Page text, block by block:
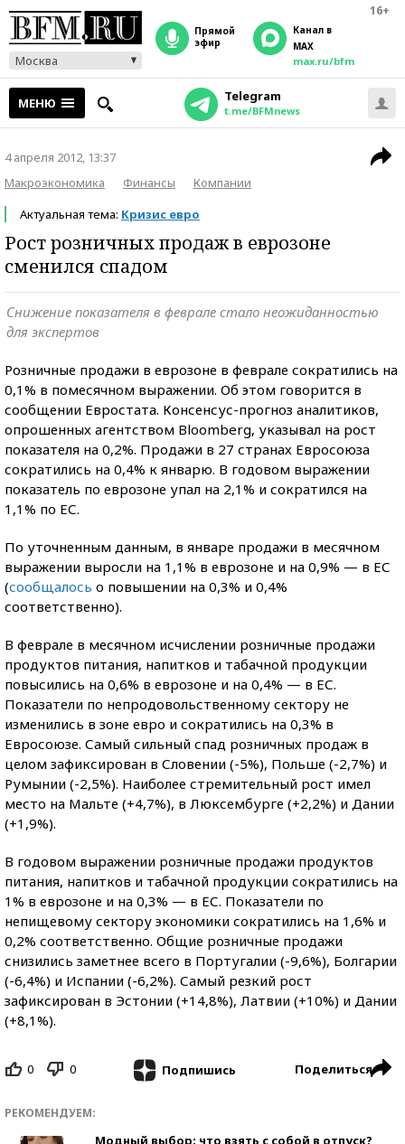
16+
Москва
прямой
эфир
Канал в
MAX
max.ru/bfm
МЕНЮ Telegram
t.me/BFMnews
4 апреля 2012, 13:37
Макроэкономика
Финансы
Компании
Актуальная тема: Кризис евро
Рост розничных продаж в еврозоне
сменился спадом
Снижение показателя в феврале стало неожиданностью
для экспертов
Розничные продажи в еврозоне в феврале сократились на
0,1% в помесячном выражении. Об этом говорится в
сообщении Евростата. Консенсус-прогноз аналитиков,
опрошенных агентством Bloomberg, указывал на рост
показателя на 0,2%. Продажи в 27 странах Евросоюза
сократились на 0,4% к январю. В годовом выражении
показатель по еврозоне упал на 2,1% и сократился на
1,1% по ЕС.
По уточненным данным, в январе продажи в месячном
выражении выросли на 1,1% в еврозоне и на 0,9% — в ЕС
(сообщалось о повышении на 0,3% и 0,4%
соответственно).
В феврале в месячном исчислении розничные продажи
продуктов питания, напитков и табачной продукции
повысились на 0,6% в еврозоне и на 0,4% — в ЕС.
Показатели по непродовольственному сектору не
изменились в зоне евро и сократились на 0,3% в
Евросоюзе. Самый сильный спад розничных продаж в
целом зафиксирован в Словении (-5%), Польше (-2,7%) и
Румынии (-2,5%). Наиболее стремительный рост имел
место на Мальте (+4,7%), в Люксембурге (+2,2%) и Дании
(+1,9%).
В годовом выражении розничные продажи продуктов
питания, напитков и табачной продукции сократились на
1% в еврозоне и на 0,3% — в ЕС. Показатели по
непищевому сектору экономики сократились на 1,6% и
0,2% соответственно. Общие розничные продажи
снизились заметнее всего в Португалии (-9,6%), Болгарии
(-6,4%) и Испании (-6,2%). Самый резкий рост
зафиксирован в Эстонии (+14,8%), Латвии (+10%) и Дании
(+8,1%).
0 0 Подпишись Поделиться
РЕКОМЕНДУЕМ:
Модный выбор: что взять с собой в отпуск?